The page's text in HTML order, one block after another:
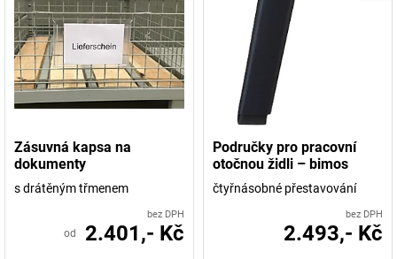
Zásuvná kapsa na
dokumenty
s drátěným třmenem
bez DPH
od 2.401,- Kč
Područky pro pracovní
otočnou židli – bimos
čtyřnásobné přestavování
bez DPH
2.493,- Kč